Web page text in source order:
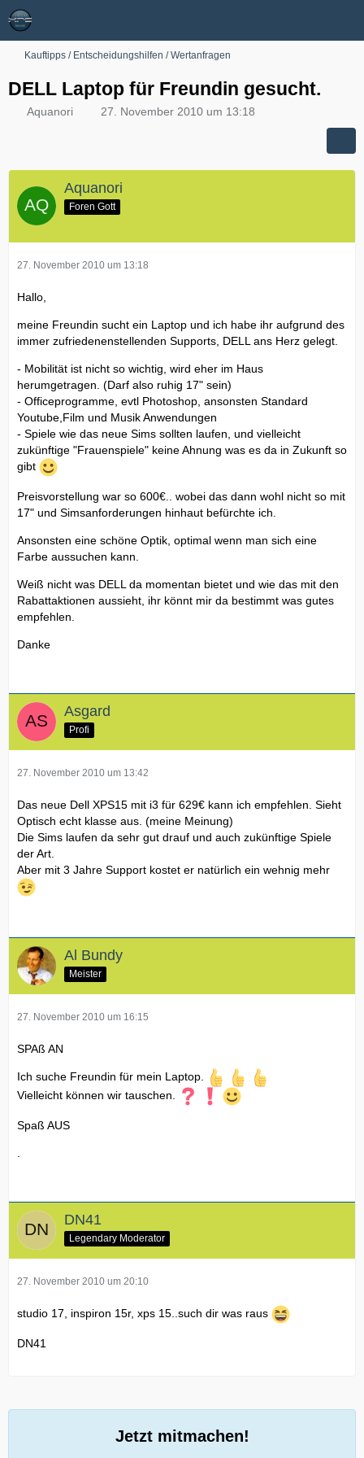
Kauftipps / Entscheidungshilfen / Wertanfragen
DELL Laptop für Freundin gesucht.
Aquanori 27. November 2010 um 13:18
Aquanori
Foren Gott
27. November 2010 um 13:18
Hallo,
meine Freundin sucht ein Laptop und ich habe ihr aufgrund des
immer zufriedenenstellenden Supports, DELL ans Herz gelegt.
- Mobilität ist nicht so wichtig, wird eher im Haus
herumgetragen. (Darf also ruhig 17" sein)
- Officeprogramme, evtl Photoshop, ansonsten Standard
Youtube,Film und Musik Anwendungen
- Spiele wie das neue Sims sollten laufen, und vielleicht
zukünftige "Frauenspiele" keine Ahnung was es da in Zukunft so
gibt
Preisvorstellung war so 600€.. wobei das dann wohl nicht so mit
17" und Simsanforderungen hinhaut befürchte ich.
Ansonsten eine schöne Optik, optimal wenn man sich eine
Farbe aussuchen kann.
Weiß nicht was DELL da momentan bietet und wie das mit den
Rabattaktionen aussieht, ihr könnt mir da bestimmt was gutes
empfehlen.
Danke
Asgard
Profi
27. November 2010 um 13:42
Das neue Dell XPS15 mit i3 für 629€ kann ich empfehlen. Sieht
Optisch echt klasse aus. (meine Meinung)
Die Sims laufen da sehr gut drauf und auch zukünftige Spiele
der Art.
Aber mit 3 Jahre Support kostet er natürlich ein wehnig mehr
Al Bundy
Meister
27. November 2010 um 16:15
SPAß AN
Ich suche Freundin für mein Laptop.
Vielleicht können wir tauschen.
Spaß AUS
DN41
Legendary Moderator
27. November 2010 um 20:10
studio 17, inspiron 15r, xps 15..such dir was raus
DN41
Jetzt mitmachen!